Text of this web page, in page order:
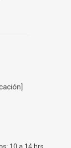
10 a 14 hrs